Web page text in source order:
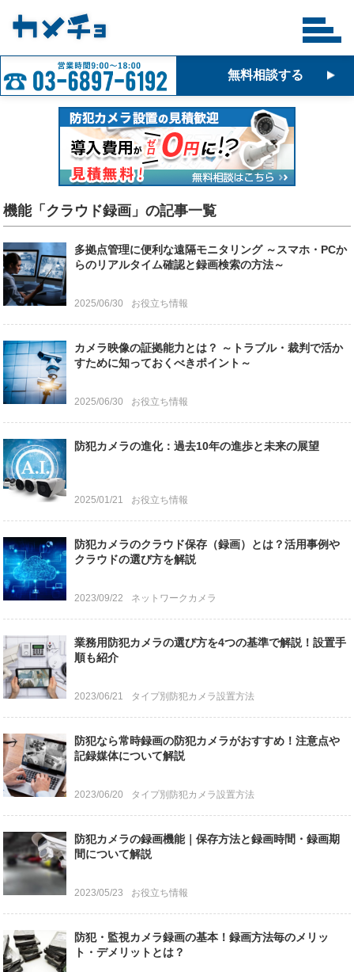
無料相談する
機能「クラウド録画」の記事一覧
多拠点管理に便利な遠隔モニタリング ～スマホ・PCか
らのリアルタイム確認と録画検索の方法～
2025/06/30 お役立ち情報
カメラ映像の証拠能力とは？ ～トラブル・裁判で活か
すために知っておくべきポイント～
2025/06/30 お役立ち情報
防犯カメラの進化：過去10年の進歩と未来の展望
2025/01/21 お役立ち情報
防犯カメラのクラウド保存（録画）とは？活用事例や
クラウドの選び方を解説
2023/09/22 ネットワークカメラ
業務用防犯カメラの選び方を4つの基準で解説！設置手
順も紹介
2023/06/21 タイプ別防犯カメラ設置方法
防犯なら常時録画の防犯カメラがおすすめ！注意点や
記録媒体について解説
2023/06/20 タイプ別防犯カメラ設置方法
防犯カメラの録画機能｜保存方法と録画時間・録画期
間について解説
2023/05/23 お役立ち情報
防犯・監視カメラ録画の基本！録画方法毎のメリッ
ト・デメリットとは？